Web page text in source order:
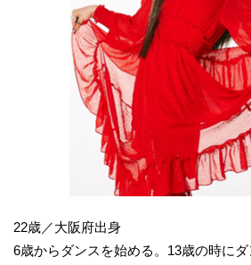
22歳／大阪府出身
6歳からダンスを始める。13歳の時に